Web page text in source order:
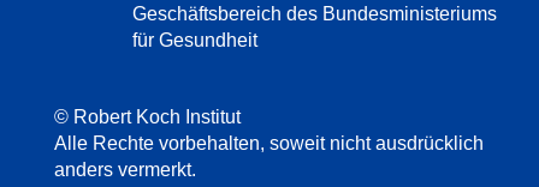
Geschäftsbereich des Bundesministeriums
für Gesundheit
© Robert Koch Institut
Alle Rechte vorbehalten, soweit nicht ausdrücklich
anders vermerkt.